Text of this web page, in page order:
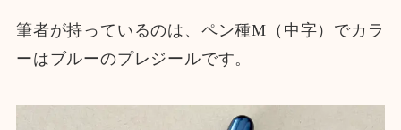
筆者が持っているのは、ペン種M（中字）でカラ
ーはブルーのプレジールです。